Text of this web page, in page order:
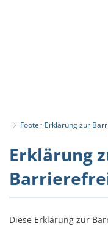
Footer Erklärung zur
Erklärung
zur
Erklärung
Diese Erklärung zur